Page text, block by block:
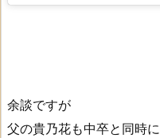
余談ですが
父の貴乃花も中卒と同時に